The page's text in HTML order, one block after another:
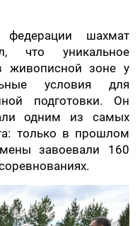
федерации шахмат
что уникальное
живописной зоне у
условия для
подготовки. Он
одним из самых
только в прошлом
завоевали 160